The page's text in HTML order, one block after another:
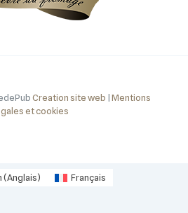
Creation site web |Mentions
et cookies
(Anglais) Français